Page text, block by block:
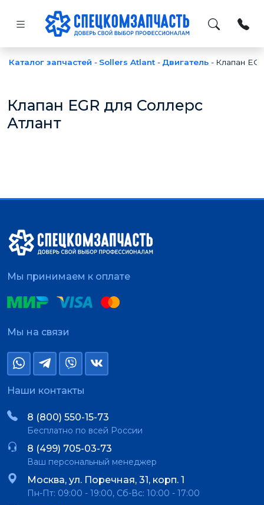
Каталог запчастей - Sollers Atlant - Двигатель - Клапан
Клапан EGR для Соллерс
Атлант
Мы принимаем к оплате
Мы на связи
Наши контакты
8 (800) 550-15-73
Бесплатно по всей России
8 (499) 705-03-73
Ваш персональный менеджер
Москва, ул. Поречная, 31, корп. 1
Пн-Пт: 09:00 - 19:00, Сб-Вс: 10:00 - 17:00